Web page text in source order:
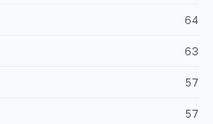
64
63
57
57